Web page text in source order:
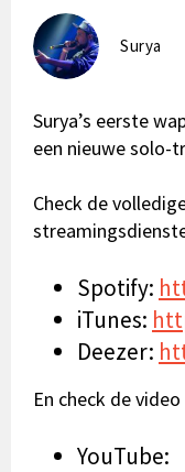
Surya
Surya’s eerste
een nieuwe solo-
Check de
Spotify:
iTunes:
Deezer:
En check de
YouTube: